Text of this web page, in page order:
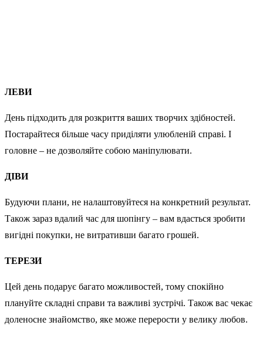
ЛЕВИ
День підходить для розкриття ваших творчих здібностей.
Постарайтеся більше часу приділяти улюбленій справі. І
головне – не дозволяйте собою маніпулювати.
ДІВИ
Будуючи плани, не налаштовуйтеся на конкретний результат.
Також зараз вдалий час для шопінгу – вам вдасться зробити
вигідні покупки, не витративши багато грошей.
ТЕРЕЗИ
Цей день подарує багато можливостей, тому спокійно
плануйте складні справи та важливі зустрічі. Також вас чекає
доленосне знайомство, яке може перерости у велику любов.